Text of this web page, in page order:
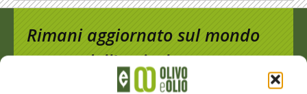
Rimani aggiornato sul mondo
dell’agricoltura